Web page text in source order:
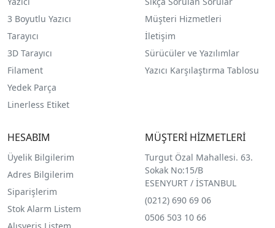
3 Boyutlu Yazıcı
Tarayıcı
3D Tarayıcı
Filament
Yedek Parça
Linerless Etiket
Müşteri Hizmetleri
İletişim
Sürücüler ve Yazılımlar
Yazıcı Karşılaştırma Tablosu
HESABIM
Üyelik Bilgilerim
Adres Bilgilerim
Siparişlerim
Stok Alarm Listem
MÜŞTERİ HİZMETLERİ
Turgut Özal Mahallesi. 63.
Sokak No:15/B
ESENYURT / İSTANBUL
(0212) 690 69 06
0506 503 10 66